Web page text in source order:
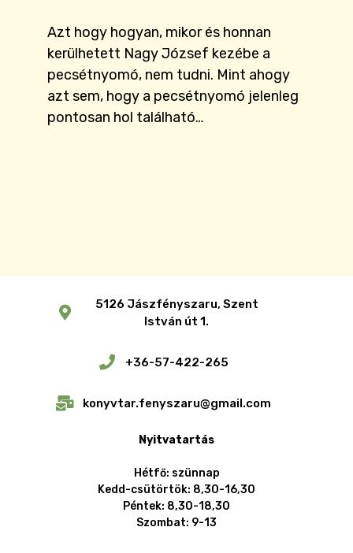
Azt hogy hogyan, mikor és honnan
kerülhetett Nagy József kezébe a
pecsétnyomó, nem tudni. Mint ahogy
azt sem, hogy a pecsétnyomó jelenleg
pontosan hol található…
5126 Jászfényszaru, Szent
István út 1.
+36-57-422-265
konyvtar.fenyszaru@gmail.com
Nyitvatartás
Hétfő: szünnap
Kedd-csütörtök: 8,30-16,30
Péntek: 8,30-18,30
Szombat: 9-13